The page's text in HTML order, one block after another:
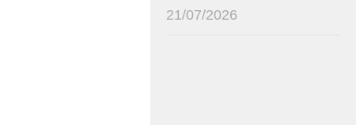
21/07/2026